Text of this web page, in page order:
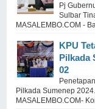
Pj
Sulbar
MASALEMBO.COM -
KPU
Pilkada
02
Pilkada Sumenep
MASALEMBO.COM-